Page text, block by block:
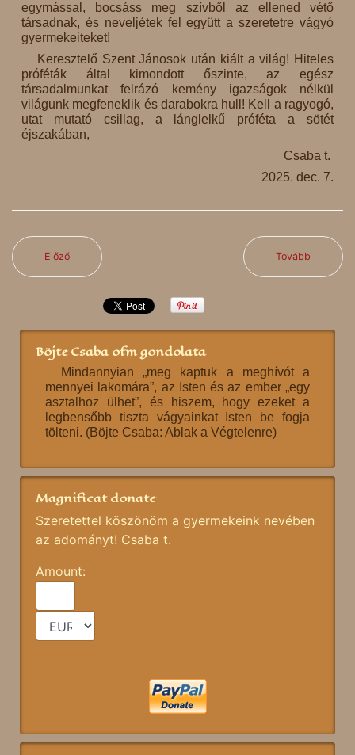
egymással, bocsáss meg szívből az ellened vétő
társadnak, és neveljétek fel együtt a szeretetre vágyó
gyermekeiteket!
Keresztelő Szent Jánosok után kiált a világ! Hiteles
próféták által kimondott őszinte, az egész
társadalmunkat felrázó kemény igazságok nélkül
világunk megfeneklik és darabokra hull! Kell a ragyogó,
utat mutató csillag, a lánglelkű próféta a sötét
éjszakában,
Csaba t.
2025. dec. 7.
Előző Tovább
Böjte Csaba ofm gondolata
Mindannyian „meg kaptuk a meghívót a
mennyei lakomára”, az Isten és az ember „egy
asztalhoz ülhet”, és hiszem, hogy ezeket a
legbensőbb tiszta vágyainkat Isten be fogja
tölteni. (Böjte Csaba: Ablak a Végtelenre)
Magnificat donate
Szeretettel köszönöm a gyermekeink nevében
az adományt! Csaba t.
Amount: